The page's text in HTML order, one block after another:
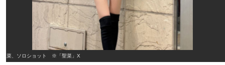
聖菜、ソロショット ※「聖菜」X